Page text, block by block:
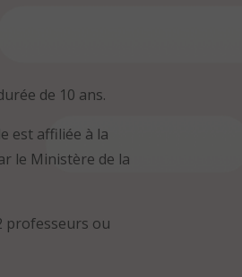
de 10 ans.
est affiliée à la
le Ministère de la
professeurs ou